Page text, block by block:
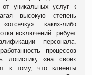
от уникальных услуг к
высокую степень
каких-либо
исключений требует
персонала.
процессов
логистику «на своих
к тому, что клиенты